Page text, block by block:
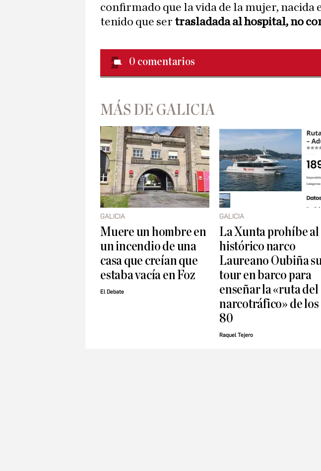
confirmado que la vida de la mujer, nacida
tenido que ser trasladada al hospital, no
0 comentarios
MÁS DE GALICIA
GALICIA
Muere un hombre en
un incendio de una
casa que creían que
estaba vacía en Foz
El Debate
GALICIA
La Xunta prohíbe al
histórico narco
Laureano Oubiña su
tour en barco para
enseñar la «ruta del
narcotráfico» de los
80
Raquel Tejero